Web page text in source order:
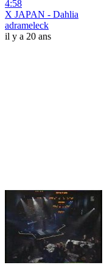
4:58
X JAPAN - Dahlia
adrameleck
il y a 20 ans